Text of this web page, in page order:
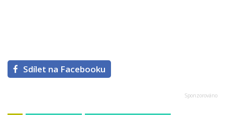
Sdílet na Facebooku